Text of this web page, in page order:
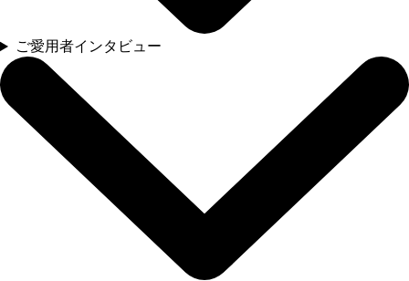
ご愛用者インタビュー